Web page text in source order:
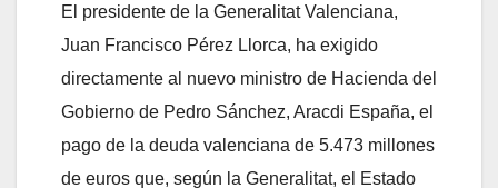
El presidente de la Generalitat Valenciana,
Juan Francisco Pérez Llorca, ha exigido
directamente al nuevo ministro de Hacienda del
Gobierno de Pedro Sánchez, Aracdi España, el
pago de la deuda valenciana de 5.473 millones
de euros que, según la Generalitat, el Estado